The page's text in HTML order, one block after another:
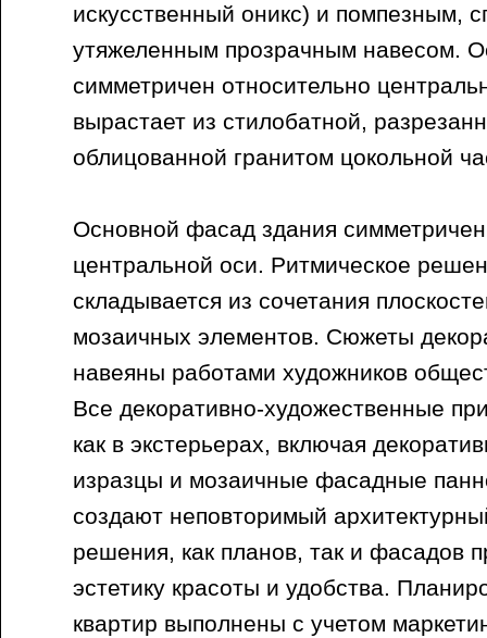
искусственный оникс) и помпезным,
утяжеленным прозрачным навесом.
симметричен относительно
вырастает из стилобатной,
облицованной гранитом цокольной
Основной фасад здания
центральной оси. Ритмическое
складывается из сочетания
мозаичных элементов. Сюжеты
навеяны работами художников
Все декоративно-художественные
как в экстерьерах, включая
изразцы и мозаичные фасадные
создают неповторимый
решения, как планов, так и фасадов
эстетику красоты и удобства.
квартир выполнены с учетом